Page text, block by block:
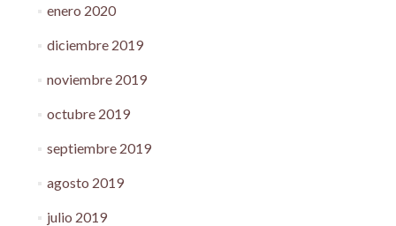
enero 2020
diciembre 2019
noviembre 2019
octubre 2019
septiembre 2019
agosto 2019
julio 2019